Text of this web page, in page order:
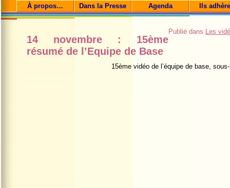
À propos… Dans la Presse Agenda Ils
Publié dans Les
14 novembre : 15ème
résumé de l’Equipe de Base
15ème vidéo de l’équipe de base,